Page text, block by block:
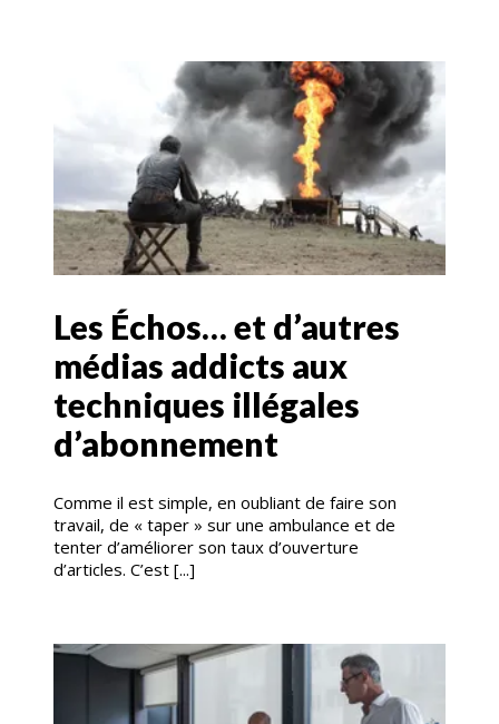
Les Échos… et d’autres
médias addicts aux
techniques illégales
d’abonnement
Comme il est simple, en oubliant de faire son
travail, de « taper » sur une ambulance et de
tenter d’améliorer son taux d’ouverture
d’articles. C’est [...]